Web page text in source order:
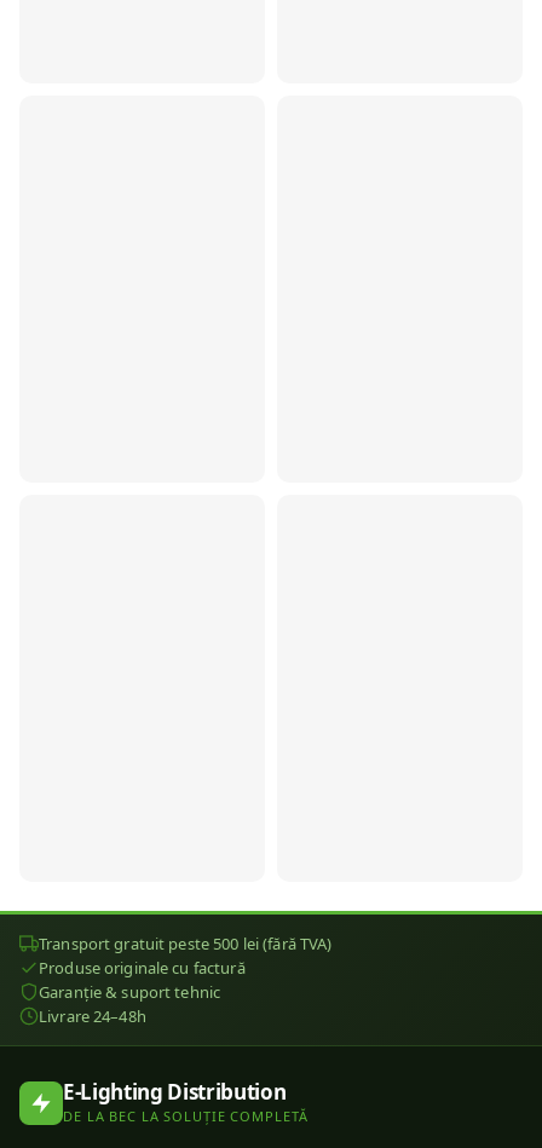
Transport gratuit peste 500 lei (fără TVA)
Produse originale cu factură
Garanție & suport tehnic
Livrare 24–48h
E-Lighting Distribution
DE LA BEC LA SOLUȚIE COMPLETĂ